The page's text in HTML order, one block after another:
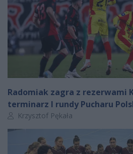
Radomiak zagra z rezerwami
terminarz I rundy Pucharu
Autor artykułu:
Krzysztof Pękała